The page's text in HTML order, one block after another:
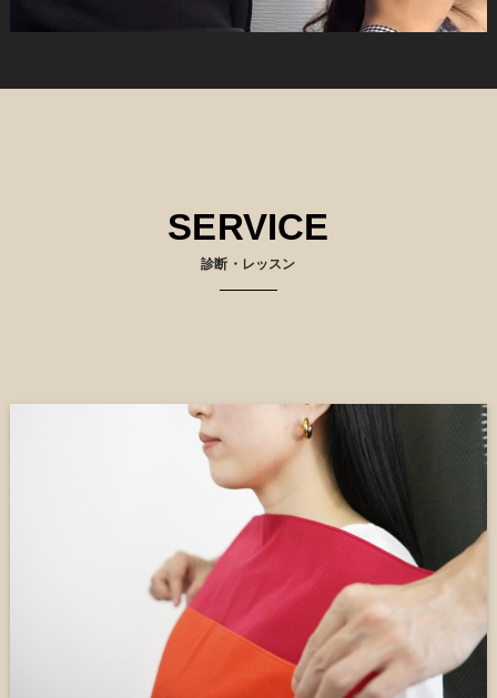
SERVICE
診断・レッスン